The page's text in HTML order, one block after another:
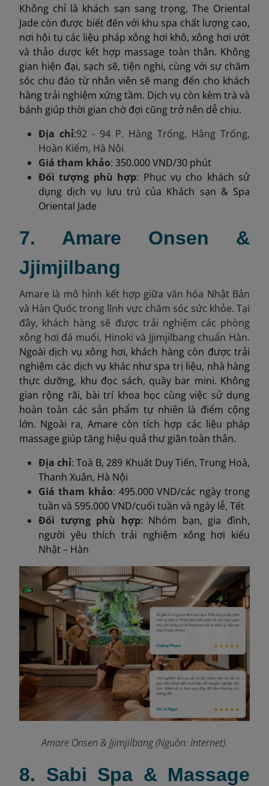
Không chỉ là khách sạn sang trọng, The Oriental
Jade còn được biết đến với khu spa chất lượng cao,
nơi hội tụ các liệu pháp xông hơi khô, xông hơi ướt
và thảo dược kết hợp massage toàn thân. Không
gian hiện đại, sạch sẽ, tiện nghi, cùng với sự chăm
sóc chu đáo từ nhân viên sẽ mang đến cho khách
hàng trải nghiệm xứng tầm. Dịch vụ còn kèm trà và
bánh giúp thời gian chờ đợi cũng trở nên dễ chịu.
Địa chỉ:92 - 94 P. Hàng Trống, Hàng Trống,
Hoàn Kiếm, Hà Nội
Giá tham khảo: 350.000 VND/30 phút
Đối tượng phù hợp: Phục vụ cho khách sử
dụng dịch vụ lưu trú của Khách sạn & Spa
Oriental Jade
7. Amare Onsen &
Jjimjilbang
Amare là mô hình kết hợp giữa văn hóa Nhật Bản
và Hàn Quốc trong lĩnh vực chăm sóc sức khỏe. Tại
đây, khách hàng sẽ được trải nghiệm các phòng
xông hơi đá muối, Hinoki và Jjimjilbang chuẩn Hàn.
Ngoài dịch vụ xông hơi, khách hàng còn được trải
nghiệm các dịch vụ khác như spa trị liệu, nhà hàng
thực dưỡng, khu đọc sách, quầy bar mini. Không
gian rộng rãi, bài trí khoa học cùng việc sử dụng
hoàn toàn các sản phẩm tự nhiên là điểm cộng
lớn. Ngoài ra, Amare còn tích hợp các liệu pháp
massage giúp tăng hiệu quả thư giãn toàn thân.
Địa chỉ: Toà B, 289 Khuất Duy Tiến, Trung Hoà,
Thanh Xuân, Hà Nội
Giá tham khảo: 495.000 VND/các ngày trong
tuần và 595.000 VND/cuối tuần và ngày lễ, Tết
Đối tượng phù hợp: Nhóm bạn, gia đình,
người yêu thích trải nghiệm xông hơi kiểu
Nhật – Hàn
Amare Onsen & Jjimjilbang (Nguồn: Internet).
8. Sabi Spa & Massage